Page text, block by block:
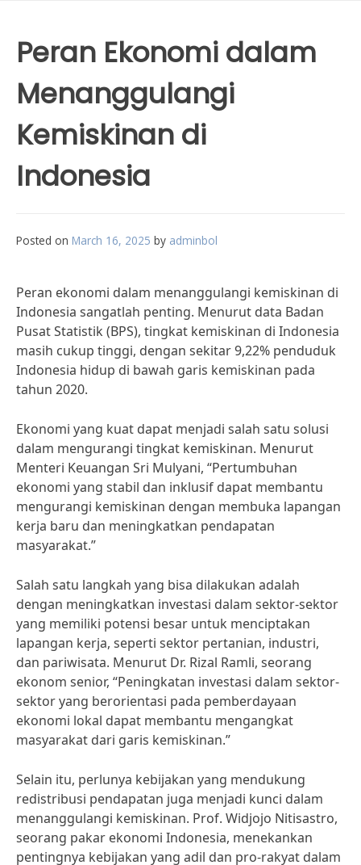
Peran Ekonomi dalam
Menanggulangi
Kemiskinan di
Indonesia
Posted on March 16, 2025 by adminbol
Peran ekonomi dalam menanggulangi kemiskinan di
Indonesia sangatlah penting. Menurut data Badan
Pusat Statistik (BPS), tingkat kemiskinan di Indonesia
masih cukup tinggi, dengan sekitar 9,22% penduduk
Indonesia hidup di bawah garis kemiskinan pada
tahun 2020.
Ekonomi yang kuat dapat menjadi salah satu solusi
dalam mengurangi tingkat kemiskinan. Menurut
Menteri Keuangan Sri Mulyani, “Pertumbuhan
ekonomi yang stabil dan inklusif dapat membantu
mengurangi kemiskinan dengan membuka lapangan
kerja baru dan meningkatkan pendapatan
masyarakat.”
Salah satu langkah yang bisa dilakukan adalah
dengan meningkatkan investasi dalam sektor-sektor
yang memiliki potensi besar untuk menciptakan
lapangan kerja, seperti sektor pertanian, industri,
dan pariwisata. Menurut Dr. Rizal Ramli, seorang
ekonom senior, “Peningkatan investasi dalam sektor-
sektor yang berorientasi pada pemberdayaan
ekonomi lokal dapat membantu mengangkat
masyarakat dari garis kemiskinan.”
Selain itu, perlunya kebijakan yang mendukung
redistribusi pendapatan juga menjadi kunci dalam
menanggulangi kemiskinan. Prof. Widjojo Nitisastro,
seorang pakar ekonomi Indonesia, menekankan
pentingnya kebijakan yang adil dan pro-rakyat dalam